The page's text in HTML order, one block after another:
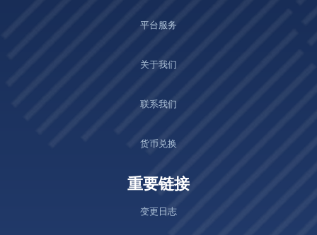
平台服务
关于我们
联系我们
货币兑换
重要链接
变更日志